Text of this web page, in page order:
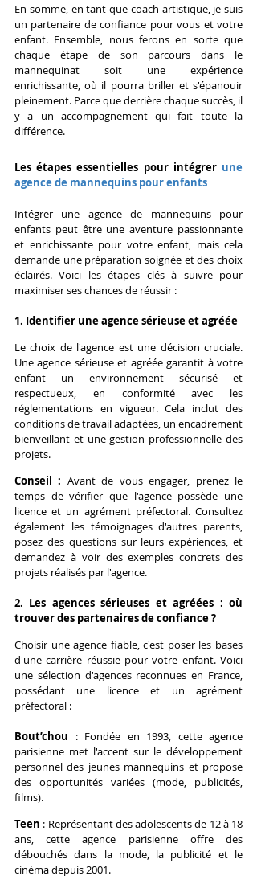
En somme, en tant que coach artistique, je suis
un partenaire de confiance pour vous et votre
enfant. Ensemble, nous ferons en sorte que
chaque étape de son parcours dans le
mannequinat soit une expérience
enrichissante, où il pourra briller et s'épanouir
pleinement. Parce que derrière chaque succès, il
y a un accompagnement qui fait toute la
différence.
Les étapes essentielles pour intégrer une
agence de mannequins pour enfants
Intégrer une agence de mannequins pour
enfants peut être une aventure passionnante
et enrichissante pour votre enfant, mais cela
demande une préparation soignée et des choix
éclairés. Voici les étapes clés à suivre pour
maximiser ses chances de réussir :
1. Identifier une agence sérieuse et agréée
Le choix de l'agence est une décision cruciale.
Une agence sérieuse et agréée garantit à votre
enfant un environnement sécurisé et
respectueux, en conformité avec les
réglementations en vigueur. Cela inclut des
conditions de travail adaptées, un encadrement
bienveillant et une gestion professionnelle des
projets.
Conseil : Avant de vous engager, prenez le
temps de vérifier que l'agence possède une
licence et un agrément préfectoral. Consultez
également les témoignages d'autres parents,
posez des questions sur leurs expériences, et
demandez à voir des exemples concrets des
projets réalisés par l'agence.
2. Les agences sérieuses et agréées : où
trouver des partenaires de confiance ?
Choisir une agence fiable, c'est poser les bases
d'une carrière réussie pour votre enfant. Voici
une sélection d'agences reconnues en France,
possédant une licence et un agrément
préfectoral :
Bout’chou : Fondée en 1993, cette agence
parisienne met l'accent sur le développement
personnel des jeunes mannequins et propose
des opportunités variées (mode, publicités,
films).
Teen : Représentant des adolescents de 12 à 18
ans, cette agence parisienne offre des
débouchés dans la mode, la publicité et le
cinéma depuis 2001.